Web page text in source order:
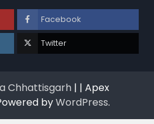
Facebook
Twitter
Chhattisgarh | | Apex
byWordPress.